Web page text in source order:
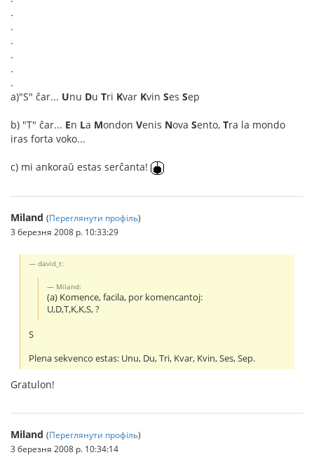
.
.
.
.
.
.
a)"S" ĉar... Unu Du Tri Kvar Kvin Ses Sep
b) "T" ĉar... En La Mondon Venis Nova Sento, Tra la mondo
iras forta voko...
c) mi ankoraŭ estas serĉanta!
Miland (Переглянути профіль)
3 березня 2008 р. 10:33:29
david_t:
Miland:
(a) Komence, facila, por komencantoj:
U,D,T,K,K,S, ?
S
Plena sekvenco estas: Unu, Du, Tri, Kvar, Kvin, Ses, Sep.
Gratulon!
Miland (Переглянути профіль)
3 березня 2008 р. 10:34:14